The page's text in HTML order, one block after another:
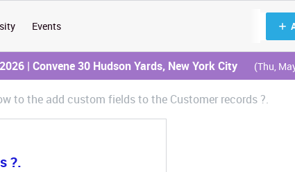
Events
| Convene 30 Hudson Yards, New York City (Thu,
to the add custom fields to the Customer records ?.
?.